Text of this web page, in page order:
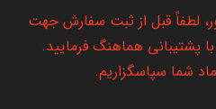
لطفاً قبل از ثبت سفارش جهت
پشتیبانی هماهنگ فرمایید.
شما سپاسگزاریم.